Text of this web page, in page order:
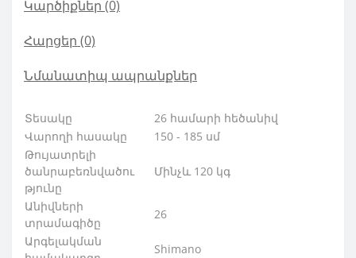
Կարծիքներ (0)
Հարցեր (0)
Նմանատիպ ապրանքներ
Տեսակը
26 համարի հեծանիվ
Վարողի հասակը
150 - 185 սմ
Թույատրելի
ծանրաբեռնվածու
թյունը
Մինչև 120 կգ
Անիվների
տրամագիծը
26
Արգելակման
Shimano